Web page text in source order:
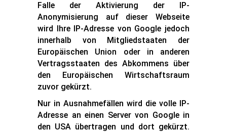
Falle der Aktivierung der IP-
Anonymisierung auf dieser Webseite
wird Ihre IP-Adresse von Google jedoch
innerhalb von Mitgliedstaaten der
Europäischen Union oder in anderen
Vertragsstaaten des Abkommens über
den Europäischen Wirtschaftsraum
zuvor gekürzt.
Nur in Ausnahmefällen wird die volle IP-
Adresse an einen Server von Google in
den USA übertragen und dort gekürzt.